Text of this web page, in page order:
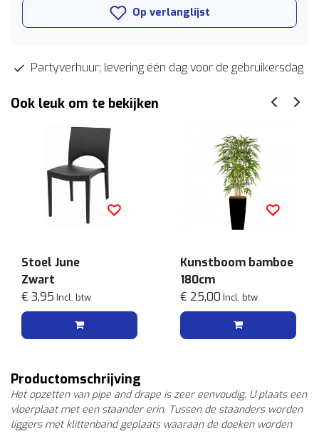
Op verlanglijst
Partyverhuur; levering één dag voor de gebruikersdag
Ook leuk om te bekijken
Stoel June
Zwart
€ 3,95 Incl. btw
Kunstboom bamboe
180cm
€ 25,00 Incl. btw
Productomschrijving
Het opzetten van pipe and drape is zeer eenvoudig. U plaats een
vloerplaat met een staander erin. Tussen de staanders worden
liggers met klittenband geplaats waaraan de doeken worden